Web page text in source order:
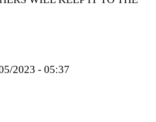
2023 - 05:37